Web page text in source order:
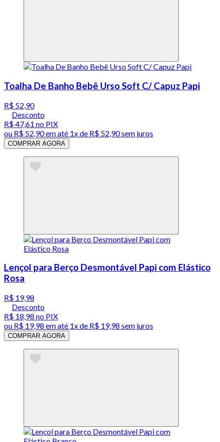
Toalha De Banho Bebê Urso Soft C/ Capuz Papi
R$ 52,90
Desconto
R$ 47,61 no PIX
ou R$ 52,90em até 1x de R$ 52,90sem juros
COMPRAR AGORA
Lençol para Berço Desmontável Papi com Elástico
Rosa
R$ 19,98
Desconto
R$ 18,98 no PIX
ou R$ 19,98 em até 1x de R$ 19,98 sem juros
COMPRAR AGORA